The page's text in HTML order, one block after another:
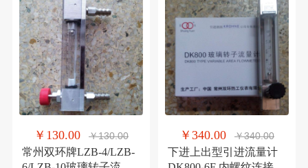
￥130.00 ￥130.00
常州双环牌LZB-4/LZB-
￥340.00 ￥340.00
下进上出型引进流量计